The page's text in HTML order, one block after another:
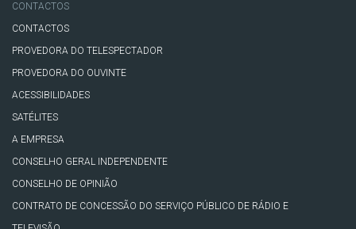
CONTACTOS
CONTACTOS
PROVEDORA DO TELESPECTADOR
PROVEDORA DO OUVINTE
ACESSIBILIDADES
SATÉLITES
A EMPRESA
CONSELHO GERAL INDEPENDENTE
CONSELHO DE OPINIÃO
CONTRATO DE CONCESSÃO DO SERVIÇO PÚBLICO DE RÁDIO E